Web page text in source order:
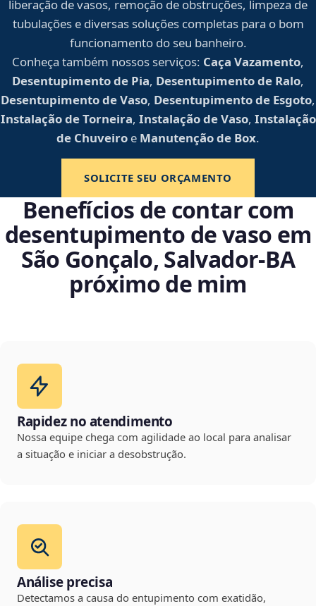
liberação de vasos, remoção de obstruções, limpeza de
tubulações e diversas soluções completas para o bom
funcionamento do seu banheiro.
Conheça também nossos serviços: Caça Vazamento,
Desentupimento de Pia, Desentupimento de Ralo,
Desentupimento de Vaso, Desentupimento de Esgoto,
Instalação de Torneira, Instalação de Vaso, Instalação
de Chuveiro e Manutenção de Box.
SOLICITE SEU ORÇAMENTO
Benefícios de contar com
desentupimento de vaso em
São Gonçalo, Salvador‑BA
próximo de mim
Rapidez no atendimento
Nossa equipe chega com agilidade ao local para analisar
a situação e iniciar a desobstrução.
Análise precisa
Detectamos a causa do entupimento com exatidão,